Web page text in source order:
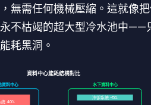
無需任何機械壓縮。這就像
不枯竭的超大型冷水池中——
耗黑洞。
資料中心能耗結構對比
資料中心
統 40%
水下資料中心
冷卻系統 ~5%